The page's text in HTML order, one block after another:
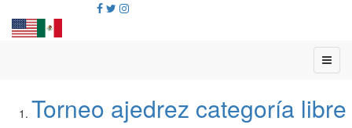
Torneo ajedrez categoría libre